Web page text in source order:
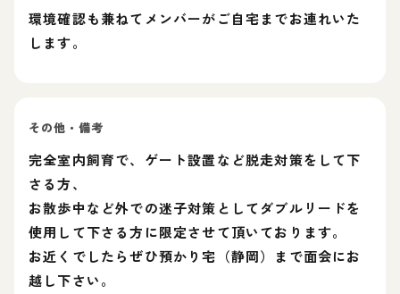
環境確認も兼ねてメンバーがご自宅までお連れいた
します。
その他・備考
完全室内飼育で、ゲート設置など脱走対策をして下
さる方、
お散歩中など外での迷子対策としてダブルリードを
使用して下さる方に限定させて頂いております。
お近くでしたらぜひ預かり宅（静岡）まで面会にお
越し下さい。